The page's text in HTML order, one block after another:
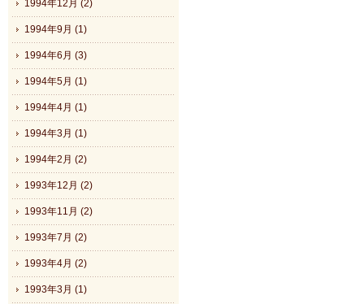
1994年12月 (2)
1994年9月 (1)
1994年6月 (3)
1994年5月 (1)
1994年4月 (1)
1994年3月 (1)
1994年2月 (2)
1993年12月 (2)
1993年11月 (2)
1993年7月 (2)
1993年4月 (2)
1993年3月 (1)